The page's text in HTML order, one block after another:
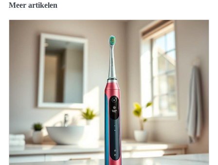
Meer artikelen